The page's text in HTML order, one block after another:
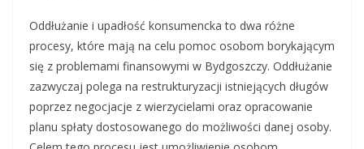
Oddłużanie i upadłość konsumencka to dwa różne
procesy, które mają na celu pomoc osobom borykającym
się z problemami finansowymi w Bydgoszczy. Oddłużanie
zazwyczaj polega na restrukturyzacji istniejących długów
poprzez negocjacje z wierzycielami oraz opracowanie
planu spłaty dostosowanego do możliwości danej osoby.